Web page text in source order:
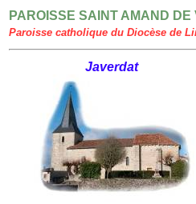
PAROISSE SAINT AMAND
Paroisse catholique du Diocèse de
Javerdat